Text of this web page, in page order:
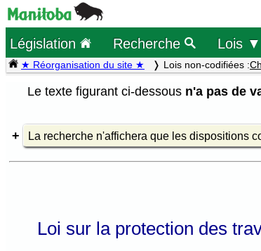
Législation Recherche Lois ▼
★ Réorganisation du site ★ Lois non-codifiées :
Le texte figurant ci-dessous n'a pas de
La recherche n'affichera que les dispositions
Loi sur la protection des